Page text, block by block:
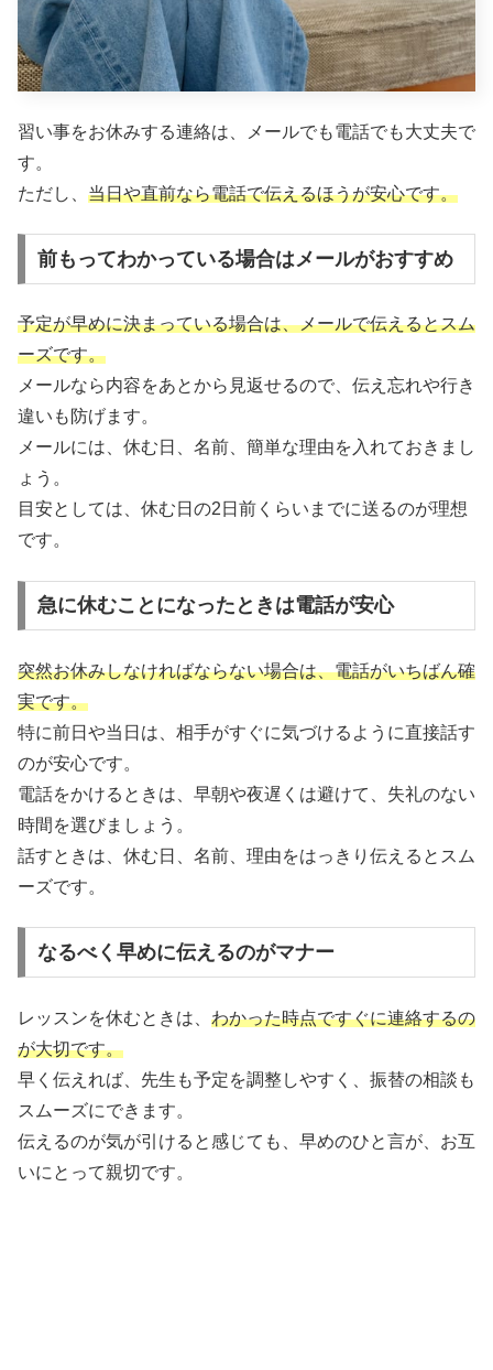
習い事をお休みする連絡は、メールでも電話でも大丈夫で
す。
ただし、 当日や直前なら電話で伝えるほうが安心です。
前もってわかっている場合はメールがおすすめ
予定が早めに決まっている場合は、メールで伝えるとスム
ーズです。
メールなら内容をあとから見返せるので、伝え忘れや行き
違いも防げます。
メールには、休む日、名前、簡単な理由を入れておきまし
ょう。
目安としては、休む日の2日前くらいまでに送るのが理想
です。
急に休むことになったときは電話が安心
突然お休みしなければならない場合は、電話がいちばん確
実です。
特に前日や当日は、相手がすぐに気づけるように直接話す
のが安心です。
電話をかけるときは、早朝や夜遅くは避けて、失礼のない
時間を選びましょう。
話すときは、休む日、名前、理由をはっきり伝えるとスム
ーズです。
なるべく早めに伝えるのがマナー
レッスンを休むときは、 わかった時点ですぐに連絡するの
が大切です。
早く伝えれば、先生も予定を調整しやすく、振替の相談も
スムーズにできます。
伝えるのが気が引けると感じても、早めのひと言が、お互
いにとって親切です。